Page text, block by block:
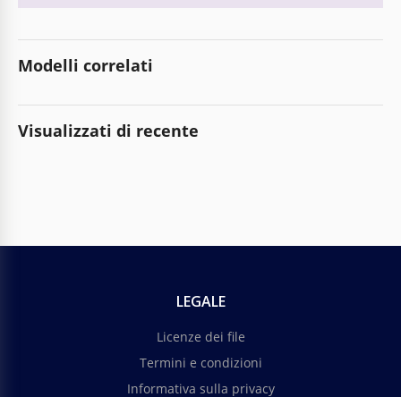
Modelli correlati
Visualizzati di recente
LEGALE
Licenze dei file
Termini e condizioni
Informativa sulla privacy